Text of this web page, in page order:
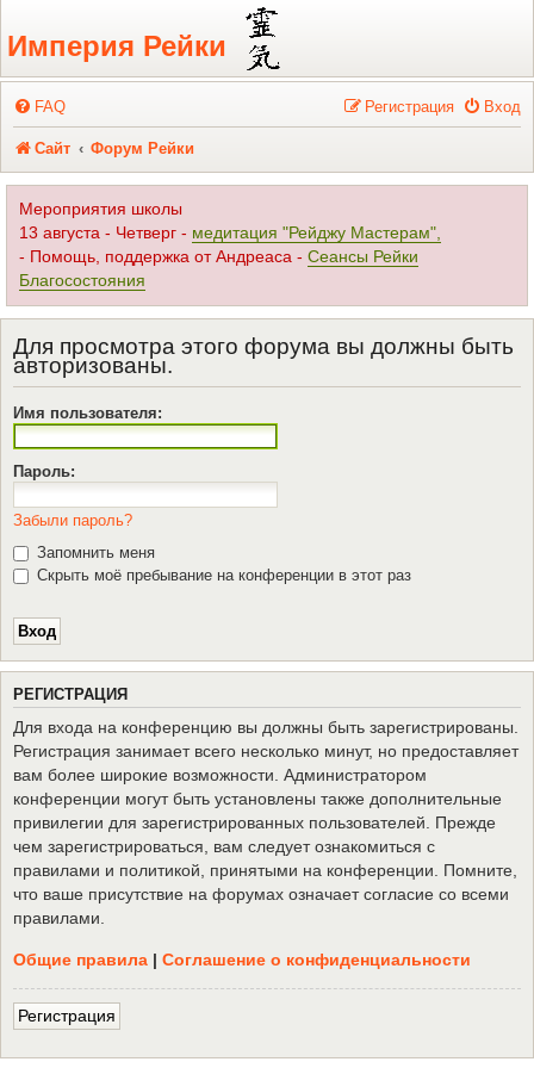
Регистрация
Империя Рейки
FAQ Вход
Регистрация
Сайт Форум Рейки
Мероприятия школы
13 августа - Четверг - медитация "Рейджу Мастерам",
- Помощь, поддержка от Андреаса - Сеансы Рейки
Благосостояния
Для просмотра этого форума вы должны быть
авторизованы.
Имя пользователя:
Пароль:
Забыли пароль?
Запомнить меня
Скрыть моё пребывание на конференции в этот раз
РЕГИСТРАЦИЯ
Для входа на конференцию вы должны быть зарегистрированы.
Регистрация занимает всего несколько минут, но предоставляет
вам более широкие возможности. Администратором
конференции могут быть установлены также дополнительные
привилегии для зарегистрированных пользователей. Прежде
чем зарегистрироваться, вам следует ознакомиться с
правилами и политикой, принятыми на конференции. Помните,
что ваше присутствие на форумах означает согласие со всеми
правилами.
Общие правила | Соглашение о конфиденциальности
Регистрация